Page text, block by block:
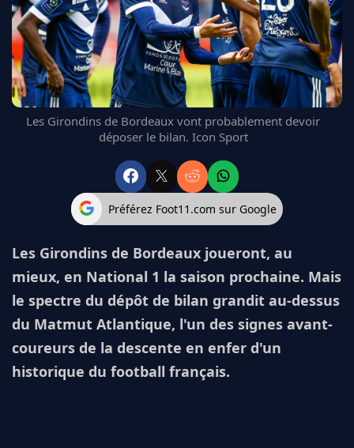
FC BARCELONE
MANCHESTER UNITED
CHELSEA
ARSENAL
BAYERN
L'AVIS DE LA RÉDAC'
Les Girondins de Bordeaux vont probablement devoir
déposer le bilan. Icon Sport
Préférez Foot11.com sur Google
Les Girondins de Bordeaux joueront, au
mieux, en National 1 la saison prochaine. Mais
le spectre du dépôt de bilan grandit au-dessus
du Matmut Atlantique, l'un des signes avant-
coureurs de la descente en enfer d'un
historique du football français.